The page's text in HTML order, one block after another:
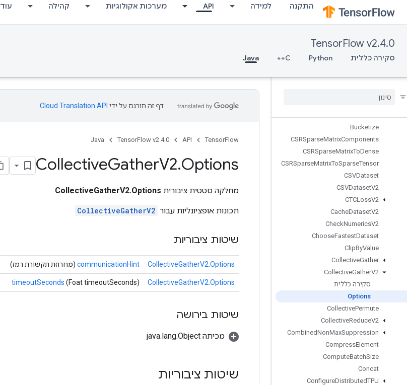
התקנה למידה API מערכות אקולוגיות קהילה עוד
TensorFlow v2.4.0
סקירה כללית Python
C++
Java
BoostedTreesSerializeEnsemble
BoostedTreesSparseAggregateSt
BoostedTreesSparseCalculateBestFeatureSplit
BoostedTreesTrainingPredict
BoostedTreesUpdateEnsembleV2
Bucketize
CSRSparseMatrixComponents
CSRSparseMatrixToDense
CSRSparseMatrixToSparseTensor
CSVDataset
CSVDatasetV2
CTCLossV2
CacheDatasetV2
CheckNumericsV2
ChooseFastestDataset
ClipByValue
CollectiveGather
CollectiveGatherV2
סקירה כללית
Options
CollectivePermute
CollectiveReduceV2
CombinedNonMaxSuppression
CompressElement
ComputeBatchSize
Concat
ConfigureDistributedTPU
דף זה תורגם על ידי Cloud Translation API
TensorFlow
API
TensorFlow v2.4.0
Java
CollectiveGatherV2.Options
מחלקה סטטית ציבורית CollectiveGatherV2.Options
תכונות אופציונליות עבור CollectiveGatherV2
שיטות ציבוריות
CollectiveGatherV2.Options
communicationHint (מחרוזת תקשורת רמז)
CollectiveGatherV2.Options
timeoutSeconds (Foat timeoutSeconds)
שיטות בירושה
מכיתה java.lang.Object
שיטות ציבוריות